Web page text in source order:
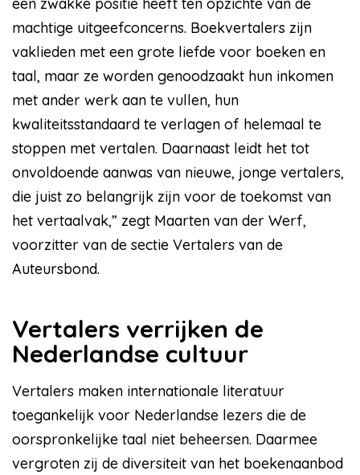
machtige uitgeefconcerns. Boekvertalers zijn
vaklieden met een grote liefde voor boeken en
taal, maar ze worden genoodzaakt hun inkomen
met ander werk aan te vullen, hun
kwaliteitsstandaard te verlagen of helemaal te
stoppen met vertalen. Daarnaast leidt het tot
onvoldoende aanwas van nieuwe, jonge vertalers,
die juist zo belangrijk zijn voor de toekomst van
het vertaalvak,” zegt Maarten van der Werf,
voorzitter van de sectie Vertalers van de
Auteursbond.
Vertalers verrijken de
Nederlandse cultuur
Vertalers maken internationale literatuur
toegankelijk voor Nederlandse lezers die de
oorspronkelijke taal niet beheersen. Daarmee
vergroten zij de diversiteit van het boekenaanbod